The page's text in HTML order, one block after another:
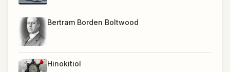
Bertram Borden Boltwood
Hinokitiol